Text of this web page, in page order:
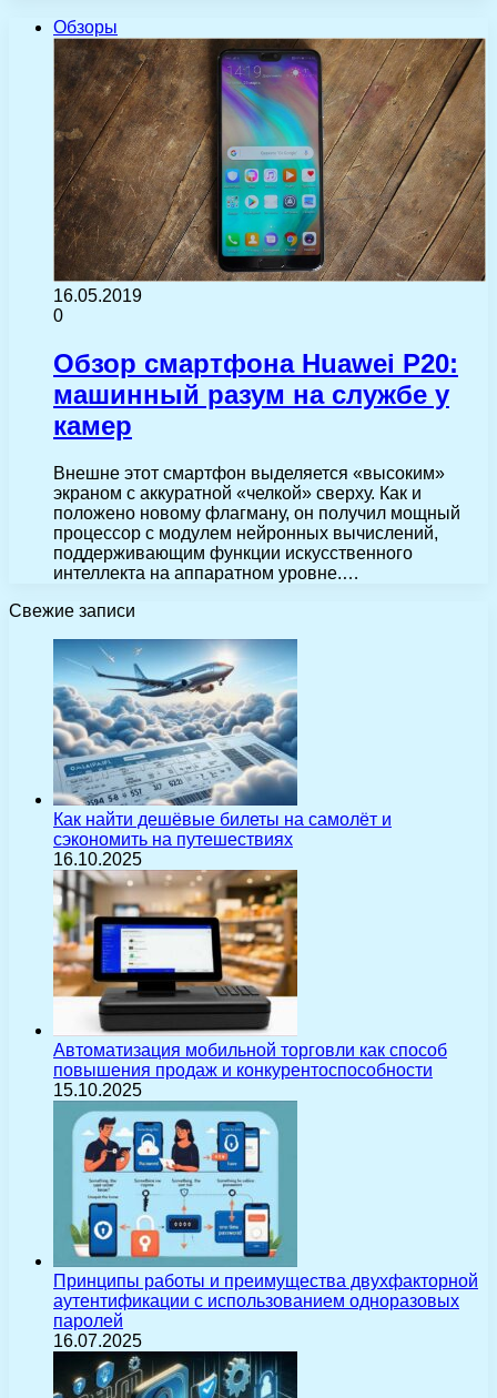
Обзоры
16.05.2019
0
Обзор смартфона Huawei P20:
машинный разум на службе у
камер
Внешне этот смартфон выделяется «высоким»
экраном с аккуратной «челкой» сверху. Как и
положено новому флагману, он получил мощный
процессор с модулем нейронных вычислений,
поддерживающим функции искусственного
интеллекта на аппаратном уровне.…
Свежие записи
Как найти дешёвые билеты на самолёт и
сэкономить на путешествиях
16.10.2025
Автоматизация мобильной торговли как способ
повышения продаж и конкурентоспособности
15.10.2025
Принципы работы и преимущества двухфакторной
аутентификации с использованием одноразовых
паролей
16.07.2025